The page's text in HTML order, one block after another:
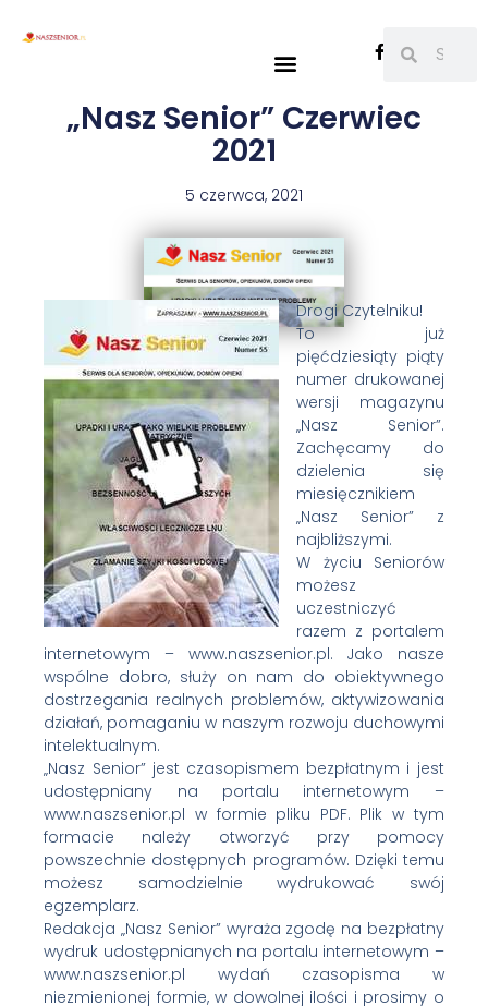
„Nasz Senior” Czerwiec
2021
5 czerwca, 2021
Drogi Czytelniku!
To już
pięćdziesiąty piąty
numer drukowanej
wersji magazynu
„Nasz Senior”.
Zachęcamy do
dzielenia się
miesięcznikiem
„Nasz Senior” z
najbliższymi.
W życiu Seniorów
możesz
uczestniczyć
razem z portalem
internetowym – www.naszsenior.pl. Jako nasze
wspólne dobro, służy on nam do obiektywnego
dostrzegania realnych problemów, aktywizowania
działań, pomaganiu w naszym rozwoju duchowymi
intelektualnym.
„Nasz Senior” jest czasopismem bezpłatnym i jest
udostępniany na portalu internetowym –
www.naszsenior.pl w formie pliku PDF. Plik w tym
formacie należy otworzyć przy pomocy
powszechnie dostępnych programów. Dzięki temu
możesz samodzielnie wydrukować swój
egzemplarz.
Redakcja „Nasz Senior” wyraża zgodę na bezpłatny
wydruk udostępnianych na portalu internetowym –
www.naszsenior.pl wydań czasopisma w
niezmienionej formie, w dowolnej ilości i prosimy o